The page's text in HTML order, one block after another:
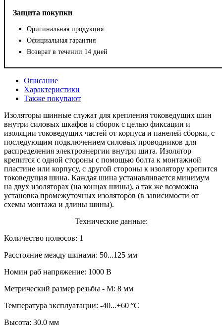
Защита покупки
Оригинальная продукция
Официальная гарантия
Возврат в течении 14 дней
Описание
Характеристики
Также покупают
Изоляторы шинные служат для крепления токоведущих шин
внутри силовых шкафов и сборок с целью фиксации и
изоляции токоведущих частей от корпуса и панелей сборки, с
последующим подключением силовых проводников для
распределения электроэнергии внутри щита. Изолятор
крепится с одной стороны с помощью болта к монтажной
пластине или корпусу, с другой стороны к изолятору крепится
токоведущая шина. Каждая шина устанавливается минимум
на двух изоляторах (на концах шины), а так же возможна
установка промежуточных изоляторов (в зависимости от
схемы монтажа и длины шины).
Технические данные:
Количество полюсов: 1
Расстояние между шинами: 50...125 мм
Номин раб напряжение: 1000 В
Метрический размер резьбы - М: 8 мм
Температура эксплуатации: -40...+60 °C
Высота: 30.0 мм